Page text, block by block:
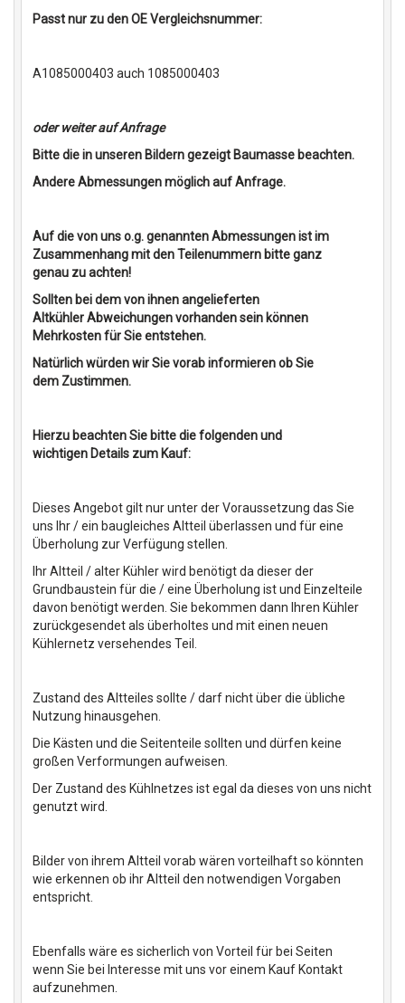
Passt nur zu den OE Vergleichsnummer:
A1085000403 auch 1085000403
oder weiter auf Anfrage
Bitte die in unseren Bildern gezeigt Baumasse beachten.
Andere Abmessungen möglich auf Anfrage.
Auf die von uns o.g. genannten Abmessungen ist im
Zusammenhang mit den Teilenummern bitte ganz
genau zu achten!
Sollten bei dem von ihnen angelieferten
Altkühler Abweichungen vorhanden sein können
Mehrkosten für Sie entstehen.
Natürlich würden wir Sie vorab informieren ob Sie
dem Zustimmen.
Hierzu beachten Sie bitte die folgenden und
wichtigen Details zum Kauf:
Dieses Angebot gilt nur unter der Voraussetzung das Sie
uns Ihr / ein baugleiches Altteil überlassen und für eine
Überholung zur Verfügung stellen.
Ihr Altteil / alter Kühler wird benötigt da dieser der
Grundbaustein für die / eine Überholung ist und Einzelteile
davon benötigt werden. Sie bekommen dann Ihren Kühler
zurückgesendet als überholtes und mit einen neuen
Kühlernetz versehendes Teil.
Zustand des Altteiles sollte / darf nicht über die übliche
Nutzung hinausgehen.
Die Kästen und die Seitenteile sollten und dürfen keine
großen Verformungen aufweisen.
Der Zustand des Kühlnetzes ist egal da dieses von uns nicht
genutzt wird.
Bilder von ihrem Altteil vorab wären vorteilhaft so könnten
wie erkennen ob ihr Altteil den notwendigen Vorgaben
entspricht.
Ebenfalls wäre es sicherlich von Vorteil für bei Seiten
wenn Sie bei Interesse mit uns vor einem Kauf Kontakt
aufzunehmen.